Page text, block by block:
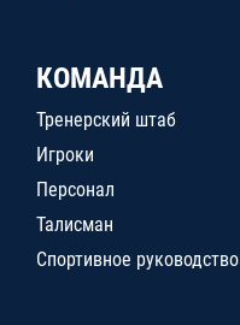
КОМАНДА
Тренерский штаб
Игроки
Персонал
Талисман
Спортивное руководство